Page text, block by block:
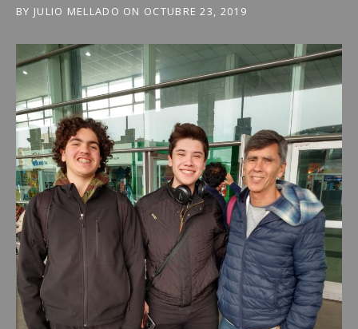
BY JULIO MELLADO ON OCTUBRE 23, 2019